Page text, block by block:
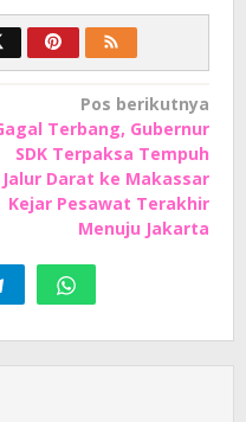
Pos berikutnya
Terbang, Gubernur
SDK Terpaksa Tempuh
Jalur Darat ke Makassar
Kejar Pesawat Terakhir
Menuju Jakarta